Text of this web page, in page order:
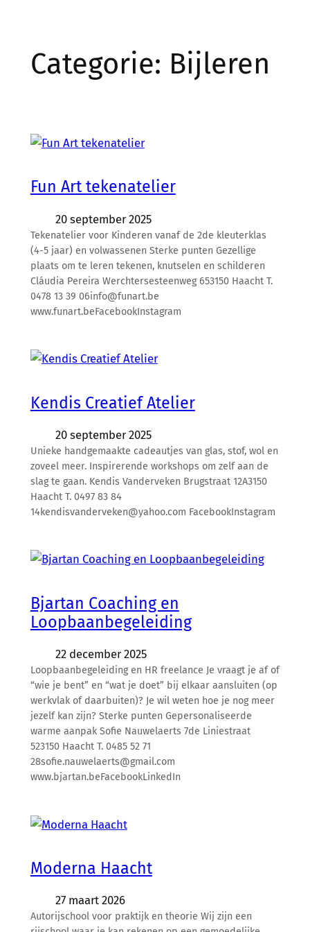
Categorie: Bijleren
Fun Art tekenatelier
20 september 2025
Tekenatelier voor Kinderen vanaf de 2de kleuterklas
(4-5 jaar) en volwassenen Sterke punten Gezellige
plaats om te leren tekenen, knutselen en schilderen
Cláudia Pereira Werchtersesteenweg 653150 Haacht T.
0478 13 39 06info@funart.be
www.funart.beFacebookInstagram
Kendis Creatief Atelier
20 september 2025
Unieke handgemaakte cadeautjes van glas, stof, wol en
zoveel meer. Inspirerende workshops om zelf aan de
slag te gaan. Kendis Vanderveken Brugstraat 12A3150
Haacht T. 0497 83 84
14kendisvanderveken@yahoo.com FacebookInstagram
Bjartan Coaching en
Loopbaanbegeleiding
22 december 2025
Loopbaanbegeleiding en HR freelance Je vraagt je af of
“wie je bent” en “wat je doet” bij elkaar aansluiten (op
werkvlak of daarbuiten)? Je wil weten hoe je nog meer
jezelf kan zijn? Sterke punten Gepersonaliseerde
warme aanpak Sofie Nauwelaerts 7de Liniestraat
523150 Haacht T. 0485 52 71
28sofie.nauwelaerts@gmail.com
www.bjartan.beFacebookLinkedIn
Moderna Haacht
27 maart 2026
Autorijschool voor praktijk en theorie Wij zijn een